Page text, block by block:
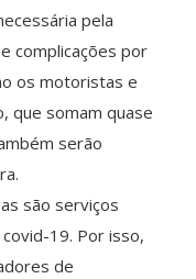
pela
complicações por
os motoristas e
que somam quase
serão
são serviços
19. Por isso,
de